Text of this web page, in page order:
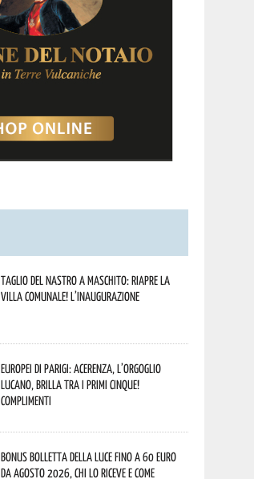
Taglio del nastro a Maschito: riapre la
Villa Comunale! L’inaugurazione
Europei di Parigi: Acerenza, l’orgoglio
lucano, brilla tra i primi cinque!
Complimenti
Bonus bolletta della luce fino a 60 euro
da agosto 2026, chi lo riceve e come